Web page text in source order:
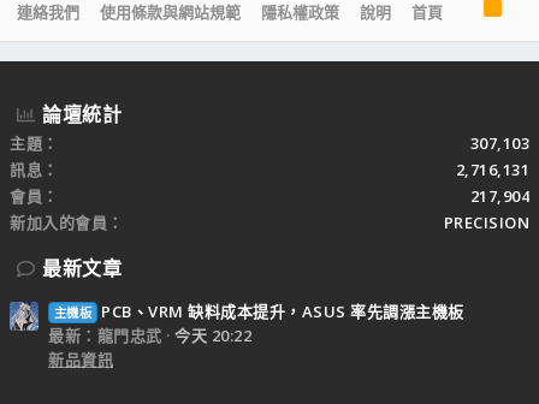
連絡我們
使用條款與網站規範 隱私權政策 說明 首頁
S
論壇統計
主題
307,103
訊息
2,716,131
會員
217,904
新加入的會員
PRECISION
最新文章
主機板
PCB、VRM 缺料成本提升，ASUS 率先調漲主機板
最新：龍門忠武
今天 20:22
新品資訊